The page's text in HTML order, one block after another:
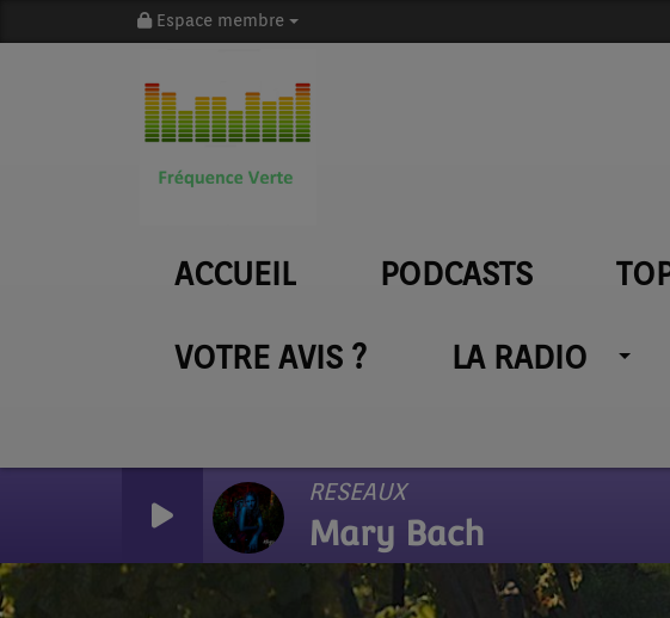
Espace membre
ACCUEIL PODCASTS
VOTRE AVIS ? LA RADIO
RESEAUX
Mary Bach